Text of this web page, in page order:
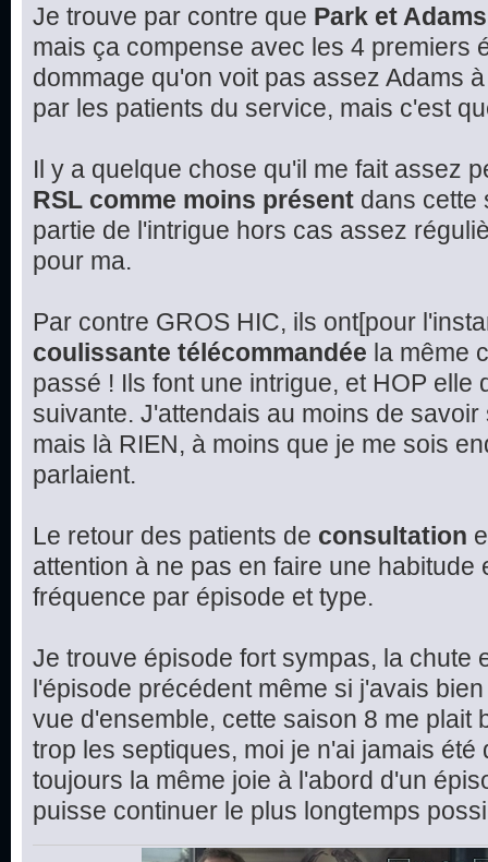
Je trouve par contre que Park et Adams
mais ça compense avec les 4 premiers
dommage qu'on voit pas assez Adams
par les patients du service, mais c'est
Il y a quelque chose qu'il me fait assez
RSL comme moins présent dans cette
partie de l'intrigue hors cas assez
pour ma.
Par contre GROS HIC, ils ont[pour
coulissante télécommandée la même
passé ! Ils font une intrigue, et HOP elle
suivante. J'attendais au moins de
mais là RIEN, à moins que je me sois
parlaient.
Le retour des patients de consultation
attention à ne pas en faire une habitude
fréquence par épisode et type.
Je trouve épisode fort sympas, la chute
l'épisode précédent même si j'avais
vue d'ensemble, cette saison 8 me plait
trop les septiques, moi je n'ai jamais
toujours la même joie à l'abord d'un
puisse continuer le plus longtemps